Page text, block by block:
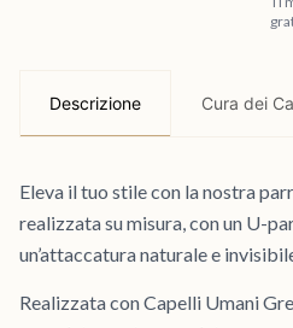
Descrizione Cura dei
Eleva il tuo stile con la nostra
realizzata su misura, con un U-
un’attaccatura naturale e
Realizzata con Capelli Umani